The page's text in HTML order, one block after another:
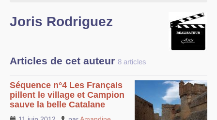
Joris Rodriguez
Articles de cet auteur 8 articles
Séquence n°4 Les Français
pillent le village et Campion
sauve la belle Catalane